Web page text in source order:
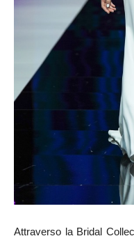
Attraverso la Bridal